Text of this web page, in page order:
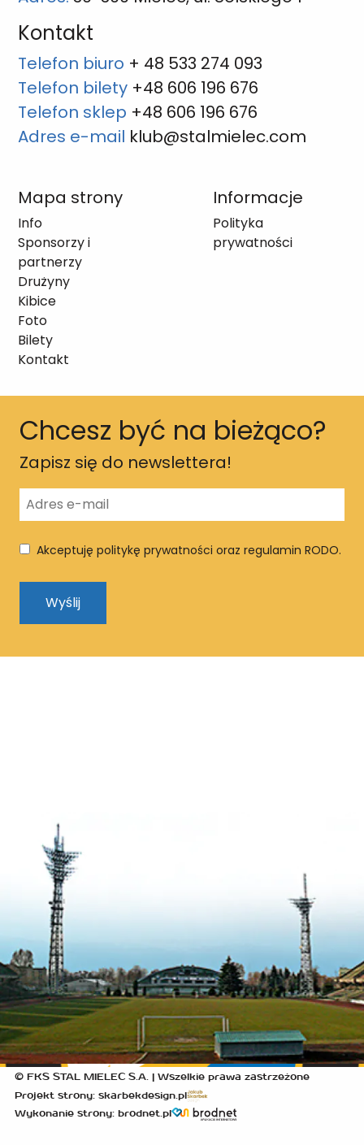
Kontakt
Telefon biuro + 48 533 274 093
Telefon bilety +48 606 196 676
Telefon sklep +48 606 196 676
Adres e-mail klub@stalmielec.com
Mapa strony
Info
Sponsorzy i
partnerzy
Drużyny
Kibice
Foto
Bilety
Kontakt
Informacje
Polityka
prywatności
Chcesz być na bieżąco?
Zapisz się do newslettera!
Akceptuję politykę prywatności oraz regulamin RODO.
© FKS STAL MIELEC S.A. | Wszelkie prawa zastrzeżone
Projekt strony: skarbekdesign.pl
Wykonanie strony: brodnet.pl